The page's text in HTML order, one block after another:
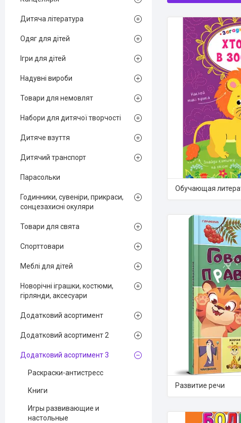
Обучающая
Развитие речи
Дитяча література
Одяг для дітей
Ігри для дітей
Надувні вироби
Товари для немовлят
Набори для дитячої творчості
Дитяче взуття
Дитячий транспорт
Парасольки
Годинники, сувеніри, прикраси,
сонцезахисні окуляри
Товари для свята
Спорттовари
Меблі для дітей
Новорічні іграшки, костюми,
гірлянди, аксесуари
Додатковий асортимент
Додатковий асортимент 2
Додатковий асортимент 3
Раскраски-антистресс
Книги
Игры развивающие и
настольные